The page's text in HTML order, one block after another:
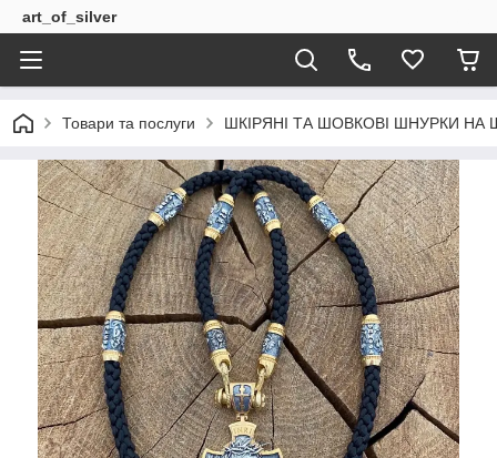
art_of_silver
Товари та послуги ШКІРЯНІ ТА ШОВКОВІ ШНУРКИ